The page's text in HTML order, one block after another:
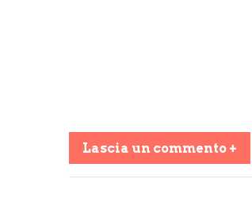
Lascia un commento +